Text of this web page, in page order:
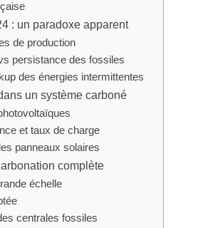
: un paradoxe apparent
de production
persistance des fossiles
des énergies intermittentes
un système carboné
et taux de charge
panneaux solaires
complète
échelle
centrales fossiles